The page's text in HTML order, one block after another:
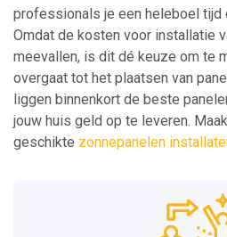
professionals je een heleboel tijd
Omdat de kosten voor installatie
meevallen, is dit dé keuze om te
overgaat tot het plaatsen van
liggen binnenkort de beste
jouw huis geld op te leveren.
geschikte zonnepanelen